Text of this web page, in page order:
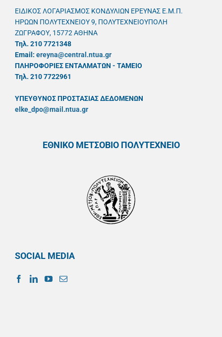
ΕΙΔΙΚΟΣ ΛΟΓΑΡΙΑΣΜΟΣ ΚΟΝΔΥΛΙΩΝ ΕΡΕΥΝΑΣ Ε.Μ.Π.
ΗΡΩΩΝ ΠΟΛΥΤΕΧΝΕΙΟΥ 9, ΠΟΛΥΤΕΧΝΕΙΟΥΠΟΛΗ
ΖΩΓΡΑΦΟΥ, 15772 ΑΘΗΝΑ
Τηλ. 210 7721348
Email: ereyna@central.ntua.gr
ΠΛΗΡΟΦΟΡΙΕΣ ΕΝΤΑΛΜΑΤΩΝ - ΤΑΜΕΙΟ
Τηλ. 210 7722961
ΥΠΕΥΘYΝΟΣ ΠΡΟΣΤΑΣΙΑΣ ΔΕΔΟΜΕΝΩΝ
elke_dpo@mail.ntua.gr
ΕΘΝΙΚΟ ΜΕΤΣΟΒΙΟ ΠΟΛΥΤΕΧΝΕΙΟ
SOCIAL MEDIA